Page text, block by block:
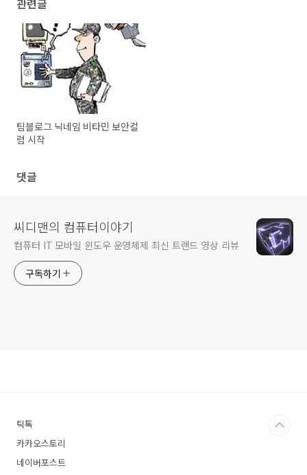
관련글
팀블로그 닉네임 비타민 보안컬
럼 시작
댓글
씨디맨의 컴퓨터이야기
컴퓨터 IT 모바일 윈도우 운영체제 최신 트랜드 영상 리뷰
구독하기
틱톡
카카오스토리
네이버포스트